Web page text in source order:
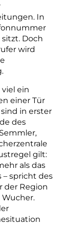
In
sitzt. Doch
wird
ein
einer Tür
in erster
des
gilt:
als das
– spricht des
der Region